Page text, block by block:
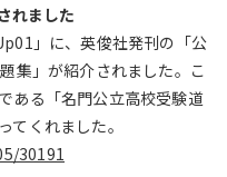
れました
」に、英俊社発刊の「公
集」が紹介されました。こ
ある「名門公立高校受験道
くれました。
30191